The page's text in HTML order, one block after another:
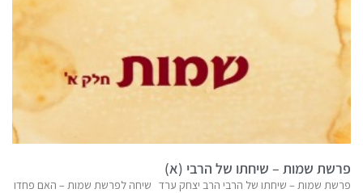
פרשת שמות – שיחתו של הרבי (א)
פרשת שמות – שיחתו של הרבי הרב יצחק ערד שיחה לפרשת שמות – האם פחדו